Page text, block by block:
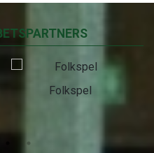
Folkspel